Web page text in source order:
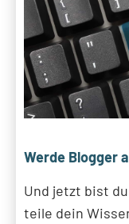
Werde Blogger
Und jetzt bist
teile dein